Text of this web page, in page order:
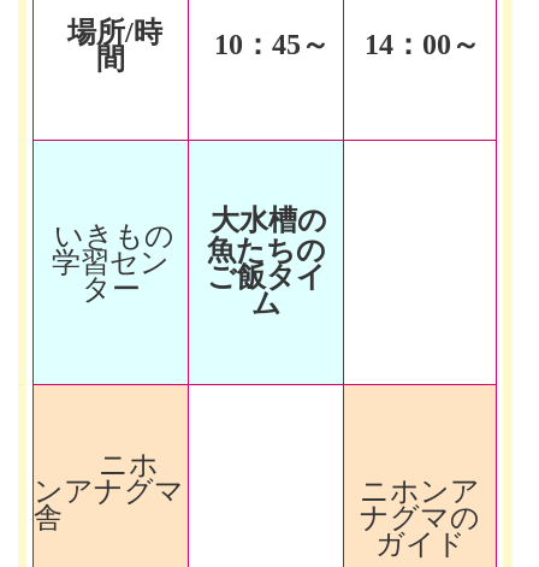
場所/時
間
10 ：45～ 14 ：00～
いきもの
学習セン
ター
大水槽の
魚たちの
ご飯タイ
ム
ニホ
ンアナグマ
舎
ニホンア
ナグマの
ガイド